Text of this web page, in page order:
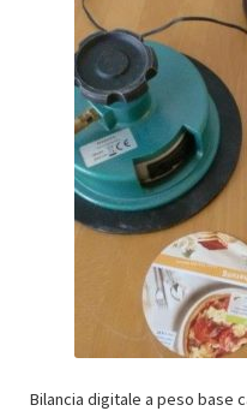
Bilancia digitale a peso base